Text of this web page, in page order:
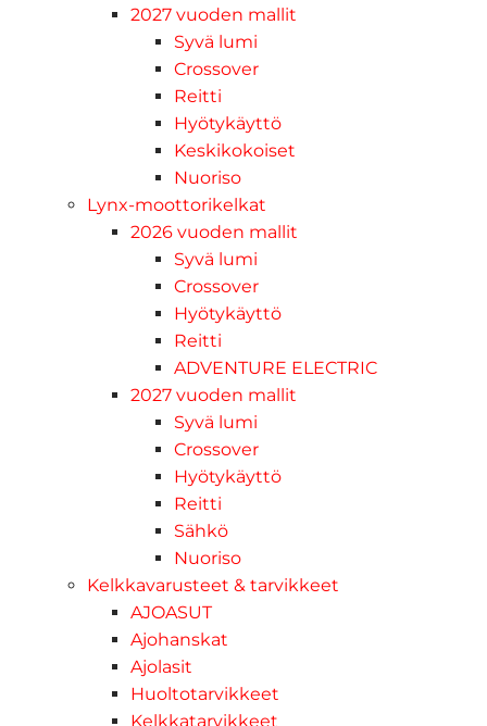
2027 vuoden mallit
Syvä lumi
Crossover
Reitti
Hyötykäyttö
Keskikokoiset
Nuoriso
Lynx-moottorikelkat
2026 vuoden mallit
Syvä lumi
Crossover
Hyötykäyttö
Reitti
ADVENTURE ELECTRIC
2027 vuoden mallit
Syvä lumi
Crossover
Hyötykäyttö
Reitti
Sähkö
Nuoriso
Kelkkavarusteet & tarvikkeet
AJOASUT
Ajohanskat
Ajolasit
Huoltotarvikkeet
Kelkkatarvikkeet